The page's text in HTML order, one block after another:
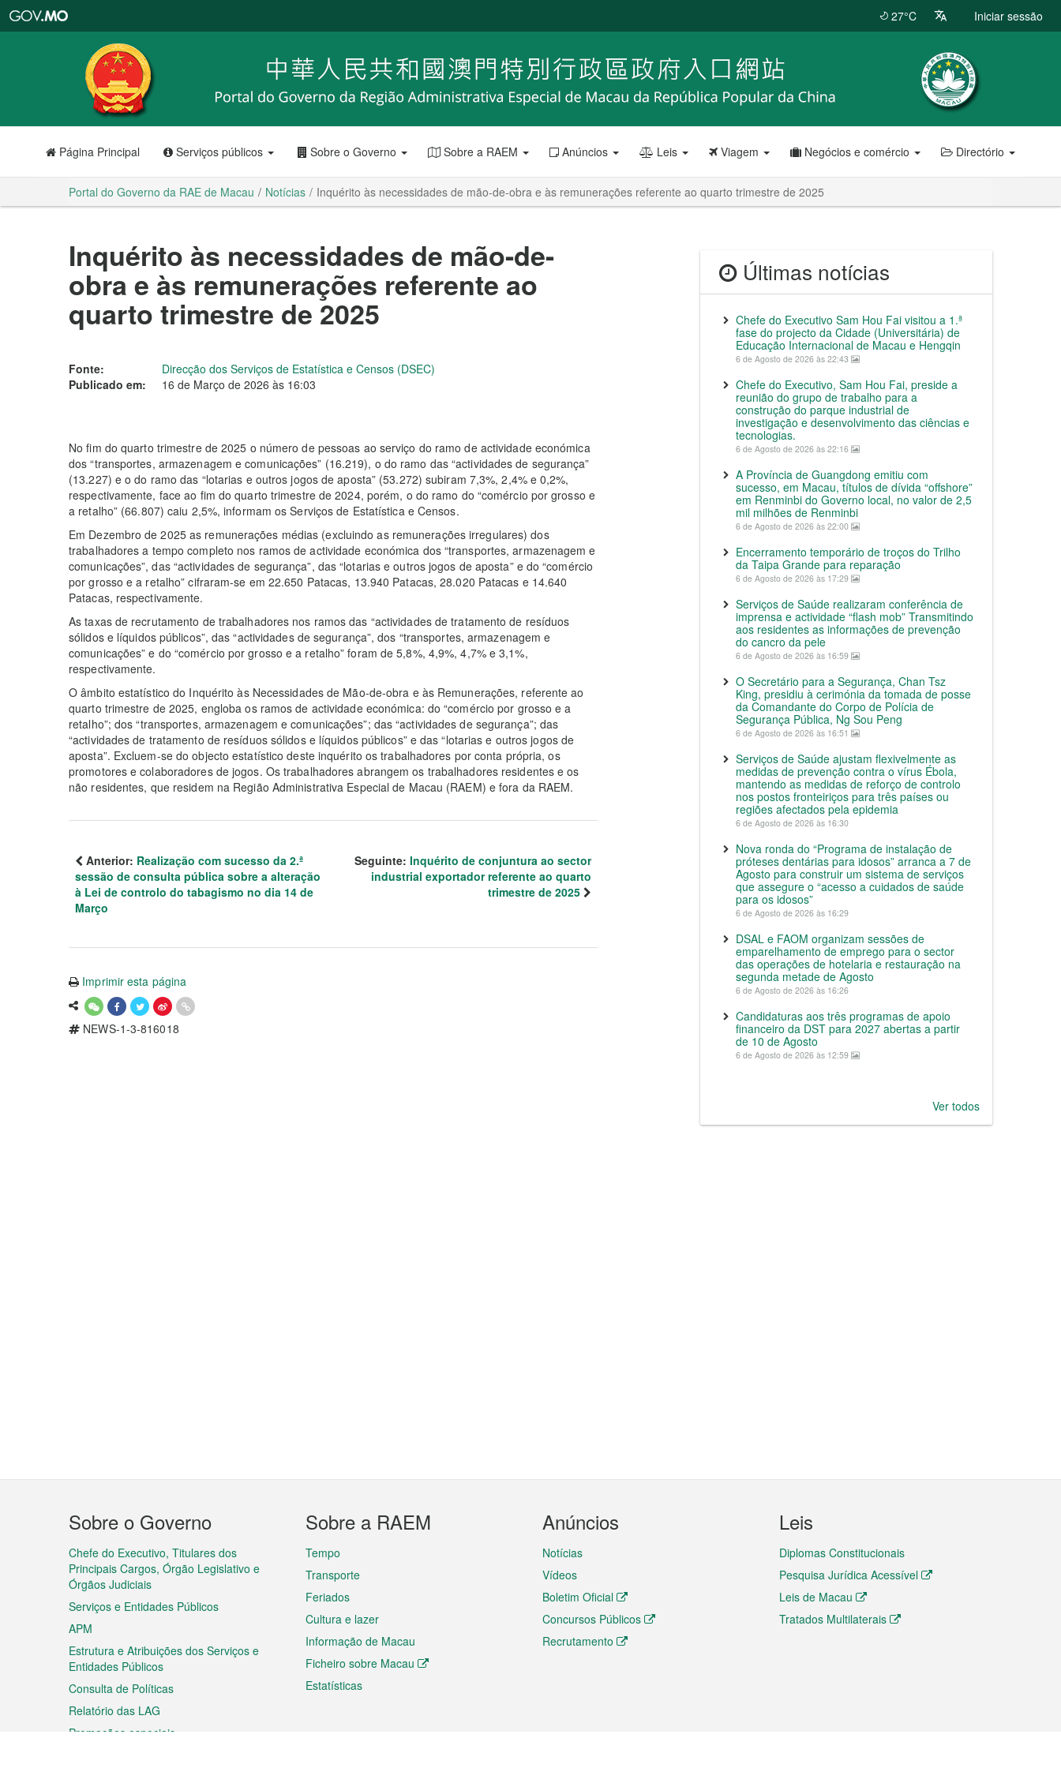
RAE
de
Macau
27°C Iniciar sessão
Página Principal Serviços públicos Sobre o Governo Sobre a RAEM Anúncios Leis Viagem Negócios e comércio Directório
Portal do Governo da RAE de Macau Notícias Inquérito às necessidades de mão-de-obra e às remunerações referente ao quarto trimestre de 2025
Inquérito às necessidades de mão-de-
obra e às remunerações referente ao
quarto trimestre de 2025
Fonte:
Direcção dos Serviços de Estatística e Censos (DSEC)
Publicado em:
16 de Março de 2026 às 16:03
No fim do quarto trimestre de 2025 o número de pessoas ao serviço do ramo de actividade económica
dos “transportes, armazenagem e comunicações” (16.219), o do ramo das “actividades de segurança”
(13.227) e o do ramo das “lotarias e outros jogos de aposta” (53.272) subiram 7,3%, 2,4% e 0,2%,
respectivamente, face ao fim do quarto trimestre de 2024, porém, o do ramo do “comércio por grosso e
a retalho” (66.807) caiu 2,5%, informam os Serviços de Estatística e Censos.
Em Dezembro de 2025 as remunerações médias (excluindo as remunerações irregulares) dos
trabalhadores a tempo completo nos ramos de actividade económica dos “transportes, armazenagem e
comunicações”, das “actividades de segurança”, das “lotarias e outros jogos de aposta” e do “comércio
por grosso e a retalho” cifraram-se em 22.650 Patacas, 13.940 Patacas, 28.020 Patacas e 14.640
Patacas, respectivamente.
As taxas de recrutamento de trabalhadores nos ramos das “actividades de tratamento de resíduos
sólidos e líquidos públicos”, das “actividades de segurança”, dos “transportes, armazenagem e
comunicações” e do “comércio por grosso e a retalho” foram de 5,8%, 4,9%, 4,7% e 3,1%,
respectivamente.
O âmbito estatístico do Inquérito às Necessidades de Mão-de-obra e às Remunerações, referente ao
quarto trimestre de 2025, engloba os ramos de actividade económica: do “comércio por grosso e a
retalho”; dos “transportes, armazenagem e comunicações”; das “actividades de segurança”; das
“actividades de tratamento de resíduos sólidos e líquidos públicos” e das “lotarias e outros jogos de
aposta”. Excluem-se do objecto estatístico deste inquérito os trabalhadores por conta própria, os
promotores e colaboradores de jogos. Os trabalhadores abrangem os trabalhadores residentes e os
não residentes, que residem na Região Administrativa Especial de Macau (RAEM) e fora da RAEM.
Anterior: Realização com sucesso da 2.ª
sessão de consulta pública sobre a alteração
à Lei de controlo do tabagismo no dia 14 de
Março
Seguinte: Inquérito de conjuntura ao sector
industrial exportador referente ao quarto
trimestre de 2025
Imprimir esta página
NEWS-1-3-816018
Últimas notícias
Chefe do Executivo Sam Hou Fai visitou a 1.ª
fase do projecto da Cidade (Universitária) de
Educação Internacional de Macau e Hengqin
6 de Agosto de 2026 às 22:43
Chefe do Executivo, Sam Hou Fai, preside a
reunião do grupo de trabalho para a
construção do parque industrial de
investigação e desenvolvimento das ciências e
tecnologias.
6 de Agosto de 2026 às 22:16
A Província de Guangdong emitiu com
sucesso, em Macau, títulos de dívida “offshore”
em Renminbi do Governo local, no valor de 2,5
mil milhões de Renminbi
6 de Agosto de 2026 às 22:00
Encerramento temporário de troços do Trilho
da Taipa Grande para reparação
6 de Agosto de 2026 às 17:29
Serviços de Saúde realizaram conferência de
imprensa e actividade “flash mob” Transmitindo
aos residentes as informações de prevenção
do cancro da pele
6 de Agosto de 2026 às 16:59
O Secretário para a Segurança, Chan Tsz
King, presidiu à cerimónia da tomada de posse
da Comandante do Corpo de Polícia de
Segurança Pública, Ng Sou Peng
6 de Agosto de 2026 às 16:51
Serviços de Saúde ajustam flexivelmente as
medidas de prevenção contra o vírus Ébola,
mantendo as medidas de reforço de controlo
nos postos fronteiriços para três países ou
regiões afectados pela epidemia
6 de Agosto de 2026 às 16:30
Nova ronda do “Programa de instalação de
próteses dentárias para idosos” arranca a 7 de
Agosto para construir um sistema de serviços
que assegure o “acesso a cuidados de saúde
para os idosos”
6 de Agosto de 2026 às 16:29
DSAL e FAOM organizam sessões de
emparelhamento de emprego para o sector
das operações de hotelaria e restauração na
segunda metade de Agosto
6 de Agosto de 2026 às 16:26
Candidaturas aos três programas de apoio
financeiro da DST para 2027 abertas a partir
de 10 de Agosto
6 de Agosto de 2026 às 12:59
Ver todos
Menu
do
rodapé
Sobre o Governo
Chefe do Executivo, Titulares dos
Principais Cargos, Órgão Legislativo e
Órgãos Judiciais
Serviços e Entidades Públicos
APM
Estrutura e Atribuições dos Serviços e
Entidades Públicos
Consulta de Políticas
Relatório das LAG
Promoções especiais
Sobre a RAEM
Tempo
Transporte
Feriados
Cultura e lazer
Informação de Macau
Ficheiro sobre Macau
Estatísticas
Anúncios
Notícias
Vídeos
Boletim Oficial
Concursos Públicos
Recrutamento
Leis
Diplomas Constitucionais
Pesquisa Jurídica Acessível
Leis de Macau
Tratados Multilaterais